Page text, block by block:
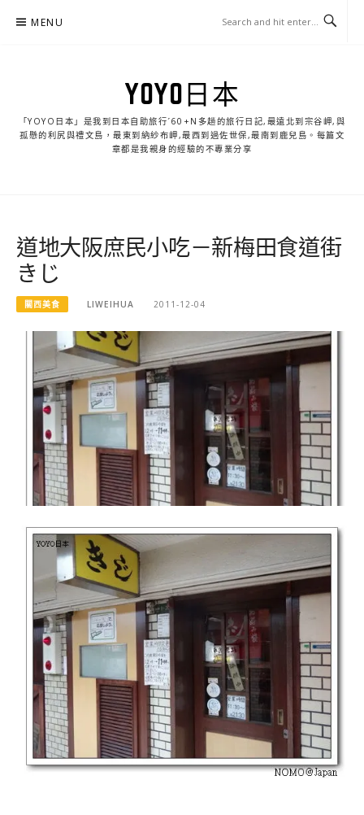
MENU
YOYO日本
「YOYO日本」是我到日本自助旅行ˊ60+N多趟的旅行日記,最遠北到宗谷岬,與
孤懸的利尻與禮文島，最東到納紗布岬,最西到過佐世保,最南到鹿兒島。每篇文
章都是我親身的經驗的不專業分享
道地大阪庶民小吃－新梅田食道街
きじ
關西美食 LIWEIHUA 2011-12-04